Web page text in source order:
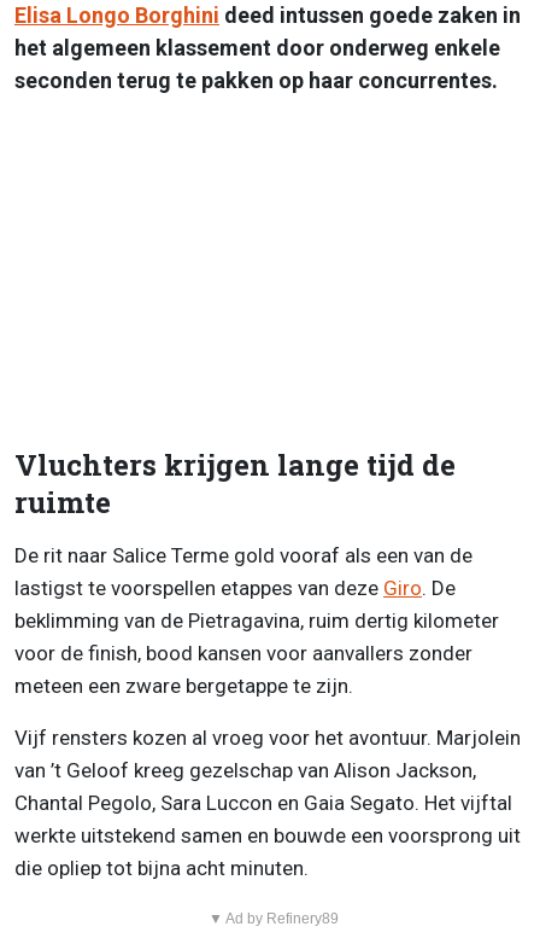
Elisa Longo Borghini deed intussen goede zaken in
het algemeen klassement door onderweg enkele
seconden terug te pakken op haar concurrentes.
Vluchters krijgen lange tijd de
ruimte
De rit naar Salice Terme gold vooraf als een van de
lastigst te voorspellen etappes van deze Giro. De
beklimming van de Pietragavina, ruim dertig kilometer
voor de finish, bood kansen voor aanvallers zonder
meteen een zware bergetappe te zijn.
Vijf rensters kozen al vroeg voor het avontuur. Marjolein
van ’t Geloof kreeg gezelschap van Alison Jackson,
Chantal Pegolo, Sara Luccon en Gaia Segato. Het vijftal
werkte uitstekend samen en bouwde een voorsprong uit
die opliep tot bijna acht minuten.
▼ Ad by Refinery89